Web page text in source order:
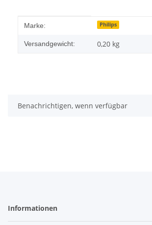
Produkteigenschaft
Wert
Marke: Philips
Versandgewicht: 0,20 kg
Benachrichtigen, wenn verfügbar
Informationen